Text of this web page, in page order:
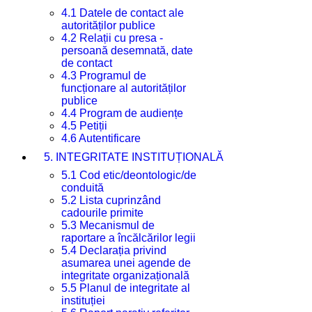
4.1 Datele de contact ale
autorităților publice
4.2 Relații cu presa -
persoană desemnată, date
de contact
4.3 Programul de
funcționare al autorităților
publice
4.4 Program de audiențe
4.5 Petiții
4.6 Autentificare
5. INTEGRITATE INSTITUȚIONALĂ
5.1 Cod etic/deontologic/de
conduită
5.2 Lista cuprinzând
cadourile primite
5.3 Mecanismul de
raportare a încălcărilor legii
5.4 Declarația privind
asumarea unei agende de
integritate organizațională
5.5 Planul de integritate al
instituției